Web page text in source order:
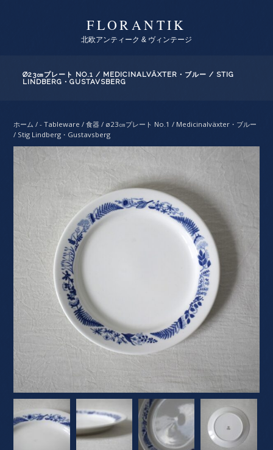
FLORANTIK
北欧アンティーク & ヴィンテージ
Ø23㎝プレート NO.1 / MEDICINALVÄXTER・ブルー / STIG
LINDBERG・GUSTAVSBERG
ホーム /- Tableware / 食器 / ø23㎝プレート No.1 / Medicinalväxter・ブルー
/ Stig Lindberg・Gustavsberg